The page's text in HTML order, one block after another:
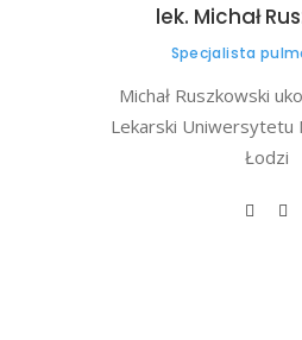
lek. Michał
Specjalista
Michał Ruszkowski
Lekarski Uniwersytetu
Łodzi